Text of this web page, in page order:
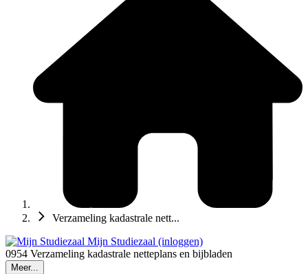
Verzameling kadastrale nett...
Mijn Studiezaal (inloggen)
0954 Verzameling kadastrale netteplans en bijbladen
Meer...